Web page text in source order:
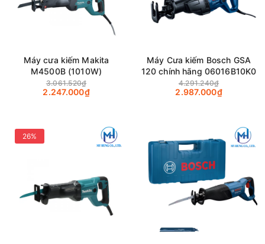
Máy cưa kiếm Makita
M4500B (1010W)
3.061.520₫
2.247.000₫
Máy Cưa kiếm Bosch GSA
120 chính hãng 06016B10K0
4.291.240₫
2.987.000₫
26%